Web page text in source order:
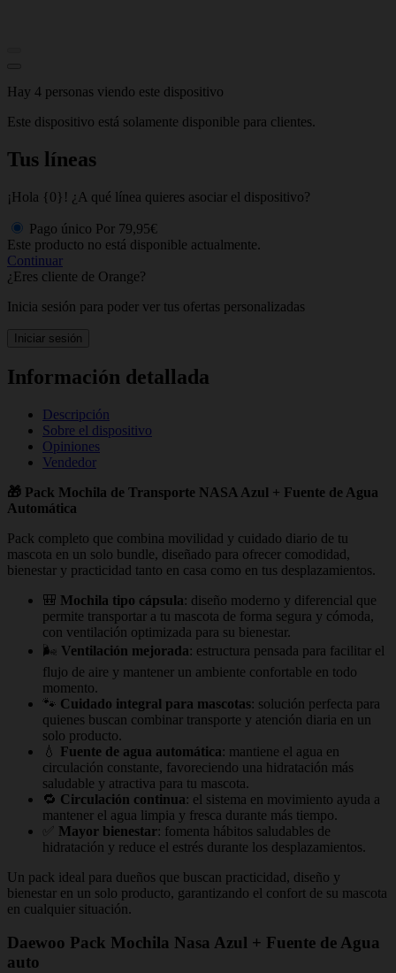
Hay 4 personas viendo este dispositivo
Este dispositivo está solamente disponible para clientes.
Tus líneas
¡Hola {0}! ¿A qué línea quieres asociar el dispositivo?
Pago único Por 79,95€
Este producto no está disponible actualmente.
Continuar
¿Eres cliente de Orange?
Inicia sesión para poder ver tus ofertas personalizadas
Iniciar sesión
Información detallada
Descripción
Sobre el dispositivo
Opiniones
Vendedor
🎁 Pack Mochila de Transporte NASA Azul + Fuente de Agua
Automática
Pack completo que combina movilidad y cuidado diario de tu
mascota en un solo bundle, diseñado para ofrecer comodidad,
bienestar y practicidad tanto en casa como en tus desplazamientos.
🎒 Mochila tipo cápsula: diseño moderno y diferencial que
permite transportar a tu mascota de forma segura y cómoda,
con ventilación optimizada para su bienestar.
🌬️ Ventilación mejorada: estructura pensada para facilitar el
flujo de aire y mantener un ambiente confortable en todo
momento.
🐾 Cuidado integral para mascotas: solución perfecta para
quienes buscan combinar transporte y atención diaria en un
solo producto.
💧 Fuente de agua automática: mantiene el agua en
circulación constante, favoreciendo una hidratación más
saludable y atractiva para tu mascota.
🔁 Circulación continua: el sistema en movimiento ayuda a
mantener el agua limpia y fresca durante más tiempo.
Mayor bienestar: fomenta hábitos saludables de
hidratación y reduce el estrés durante los desplazamientos.
Un pack ideal para dueños que buscan practicidad, diseño y
bienestar en un solo producto, garantizando el confort de su mascota
en cualquier situación.
Daewoo Pack Mochila Nasa Azul + Fuente de Agua
auto